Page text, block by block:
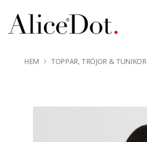
HEM TOPPAR, TRÖJOR & TUNIKOR